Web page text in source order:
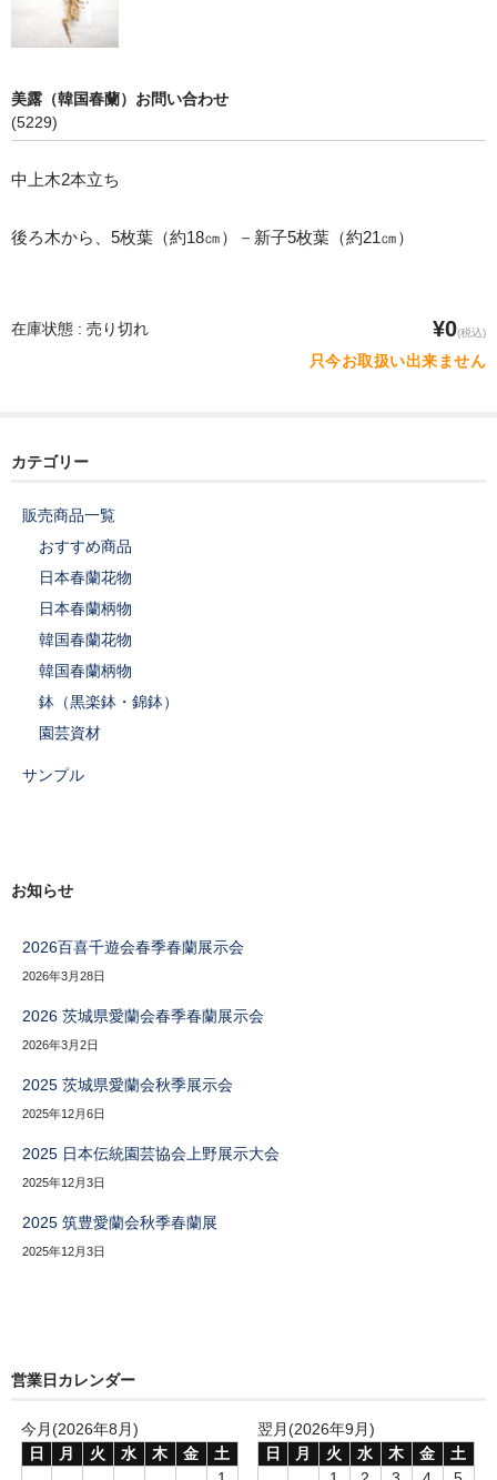
美露（韓国春蘭）お問い合わせ
(5229)
中上木2本立ち
後ろ木から、5枚葉（約18㎝）－新子5枚葉（約21㎝）
在庫状態 : 売り切れ ¥0(税込)
只今お取扱い出来ません
カテゴリー
販売商品一覧
おすすめ商品
日本春蘭花物
日本春蘭柄物
韓国春蘭花物
韓国春蘭柄物
鉢（黒楽鉢・錦鉢）
園芸資材
サンプル
お知らせ
2026百喜千遊会春季春蘭展示会
2026年3月28日
2026 茨城県愛蘭会春季春蘭展示会
2026年3月2日
2025 茨城県愛蘭会秋季展示会
2025年12月6日
2025 日本伝統園芸協会上野展示大会
2025年12月3日
2025 筑豊愛蘭会秋季春蘭展
2025年12月3日
営業日カレンダー
今月(2026年8月)
日
月 火 水 木 金
土
翌月(2026年9月)
日
月 火 水 木 金
土